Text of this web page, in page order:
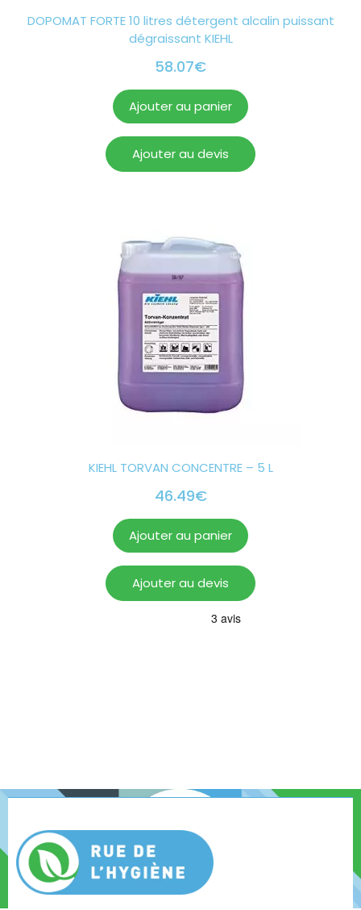
DOPOMAT FORTE 10 litres détergent alcalin puissant
dégraissant KIEHL
58.07€
Ajouter au panier
Ajouter au devis
KIEHL TORVAN CONCENTRE – 5 L
46.49€
Ajouter au panier
Ajouter au devis